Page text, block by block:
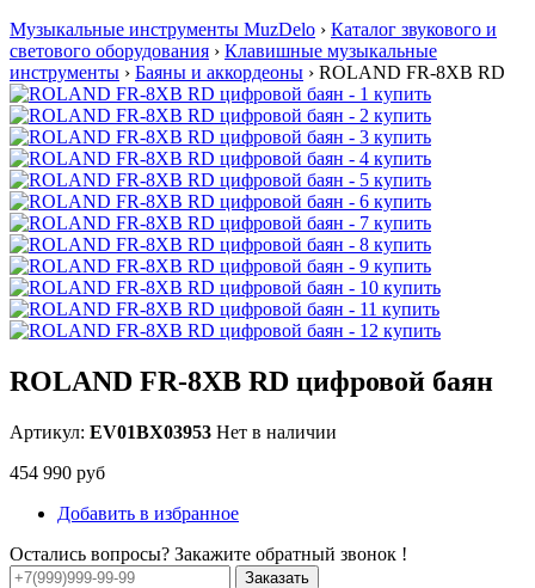
Музыкальные инструменты MuzDelo › Каталог звукового и
светового оборудования › Клавишные музыкальные
инструменты › Баяны и аккордеоны › ROLAND FR-8XB RD
ROLAND FR-8XB RD цифровой баян
Артикул: EV01BX03953 Нет в наличии
454 990 руб
Добавить в избранное
Остались вопросы? Закажите обратный звонок !
Заказать